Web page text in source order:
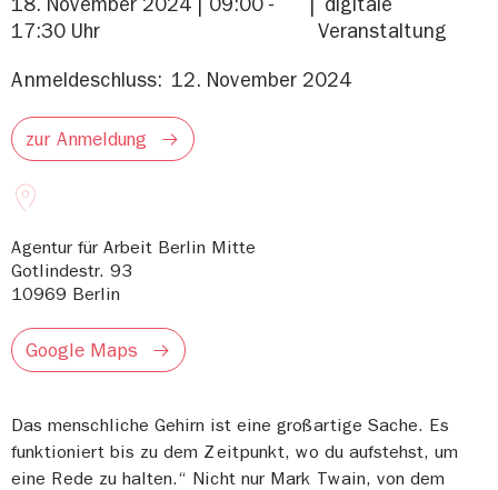
18. November 2024 | 09:00 -
17:30 Uhr
digitale
Veranstaltung
Anmeldeschluss: 12. November 2024
zur Anmeldung
Agentur für Arbeit Berlin Mitte
Gotlindestr. 93
10969 Berlin
Google Maps
Das menschliche Gehirn ist eine großartige Sache. Es
funktioniert bis zu dem Zeitpunkt, wo du aufstehst, um
eine Rede zu halten.“ Nicht nur Mark Twain, von dem